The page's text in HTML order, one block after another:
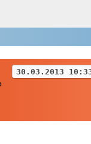
30.03.2013